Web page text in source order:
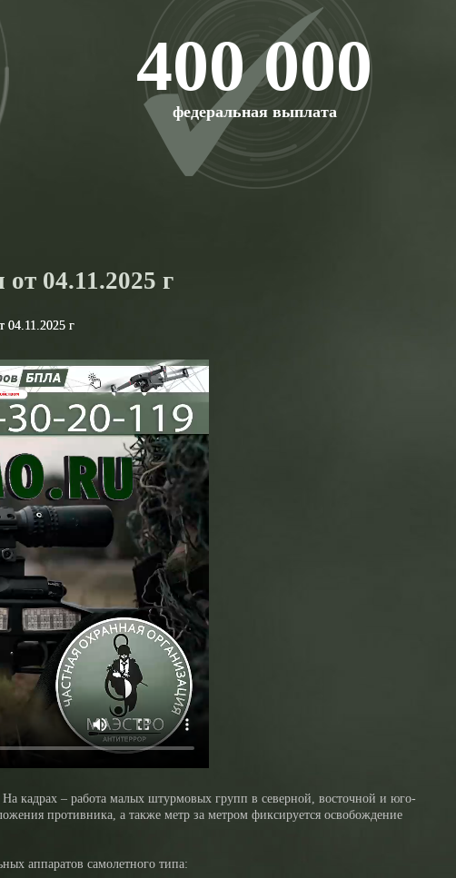
400 000
федеральная выплата
04.11.2025 г
04.11.2025 г
кадрах – работа малых штурмовых групп в северной, восточной и юго-
противника, а также метр за метром фиксируется освобождение
аппаратов самолетного типа: